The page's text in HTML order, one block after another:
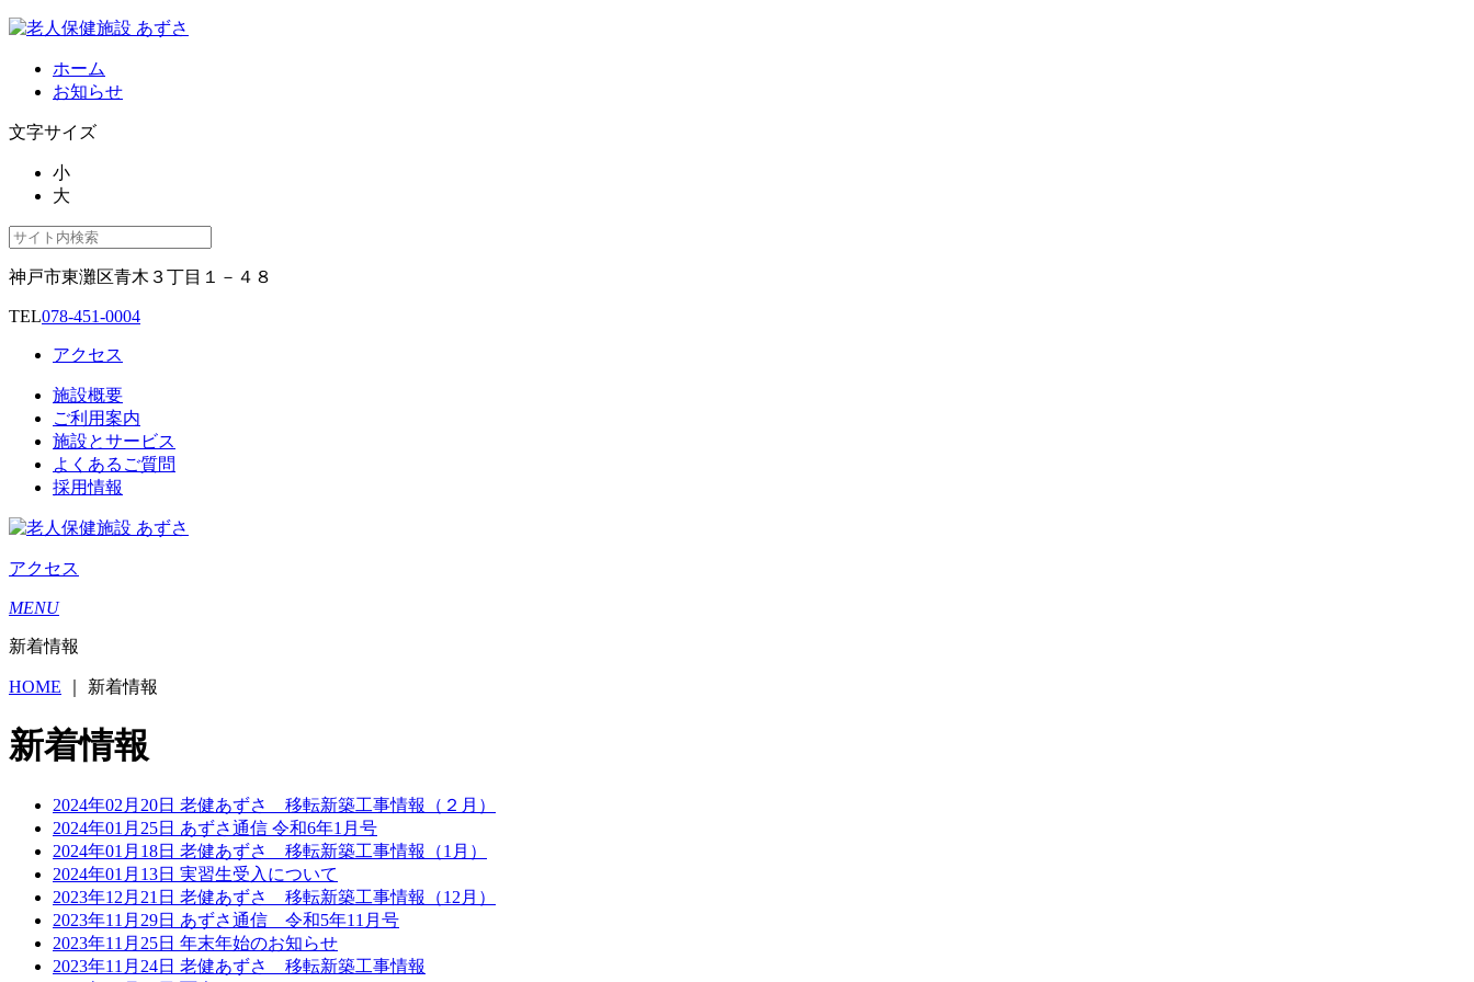
ホーム
お知らせ
文字サイズ
小
大
神戸市東灘区青木３丁目１－４８
TEL078-451-0004
アクセス
施設概要
ご利用案内
施設とサービス
よくあるご質問
採用情報
アクセス
MENU
新着情報
HOME 新着情報
新着情報
2024年02月20日 老健あずさ 移転新築工事情報（２月）
2024年01月25日 あずさ通信 令和6年1月号
2024年01月18日 老健あずさ 移転新築工事情報（1月）
2024年01月13日 実習生受入について
2023年12月21日 老健あずさ 移転新築工事情報（12月）
2023年11月29日 あずさ通信 令和5年11月号
2023年11月25日 年末年始のお知らせ
2023年11月24日 老健あずさ 移転新築工事情報